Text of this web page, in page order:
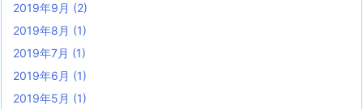
2019年9月 (2)
2019年8月 (1)
2019年7月 (1)
2019年6月 (1)
2019年5月 (1)